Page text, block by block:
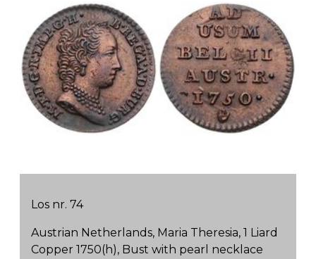
Los nr. 74
Austrian Netherlands, Maria Theresia, 1 Liard
Copper 1750(h), Bust with pearl necklace